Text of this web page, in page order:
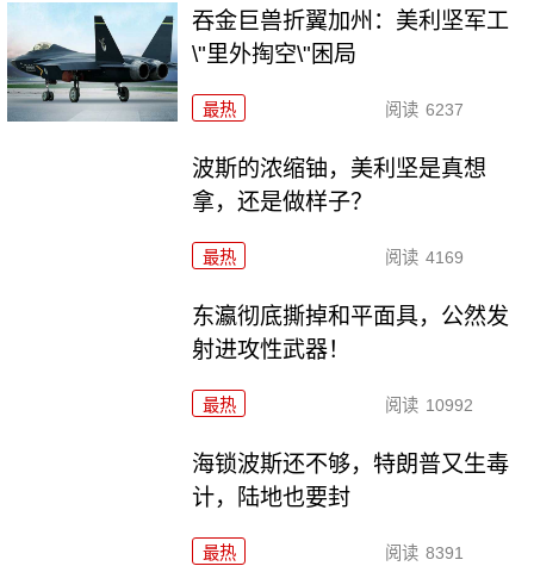
吞金巨兽折翼加州：美利坚军工
\"里外掏空\"困局
最热 阅读 6237
波斯的浓缩铀，美利坚是真想
拿，还是做样子？
最热 阅读 4169
东瀛彻底撕掉和平面具，公然发
射进攻性武器！
最热 阅读 10992
海锁波斯还不够，特朗普又生毒
计，陆地也要封
最热 阅读 8391